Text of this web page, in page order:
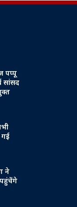
पप्पू
सांसद
गई
ने